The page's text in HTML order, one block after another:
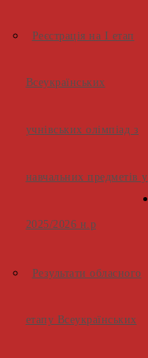
Реєстрація на І етап
Всеукраїнських
учнівських олімпіад з
навчальних предметів у
2025/2026 н.р
Результати обласного
етапу Всеукраїнських